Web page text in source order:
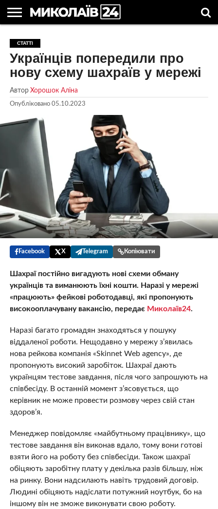
НОВИНИ
НОВИНИ
МИКОЛАЄВА
МИКОЛАЇВСЬКА
ОБЛАСТЬ
НОВИНИ
СПОРТУ
УКРАЇНА
ТА СВІТ
НОВИНИ
КОМПАНІЙ
АСТРОЛОГІЯ
СВЯТА
В
УКРАЇНІ
КОРИСНІ
СТАТТІ
СТАТТІ
Українців попередили про
нову схему шахраїв у мережі
Автор Хорошок Аліна
Опубліковано 05.10.2023
Facebook X Telegram Копіювати
Шахраї постійно вигадують нові схеми обману
українців та виманюють їхні кошти. Наразі у мережі
«працюють» фейкові роботодавці, які пропонують
високооплачувану вакансію, передає Миколаїв24.
Наразі багато громадян знаходяться у пошуку
віддаленої роботи. Нещодавно у мережу з’явилась
нова рейкова компанія «Skinnet Web agency», де
пропонують високий заробіток. Шахраї дають
українцям тестове завдання, після чого запрошують на
співбесіду. В останній момент з’ясовується, що
керівник не може провести розмову через свій стан
здоров’я.
Менеджер повідомляє «майбутньому працівнику», що
тестове завдання він виконав вдало, тому вони готові
взяти його на роботу без співбесіди. Також шахраї
обіцяють заробітну плату у декілька разів більшу, ніж
на ринку. Вони надсилають навіть трудовий договір.
Людині обіцяють надіслати потужний ноутбук, бо на
іншому він не зможе виконувати свою роботу.